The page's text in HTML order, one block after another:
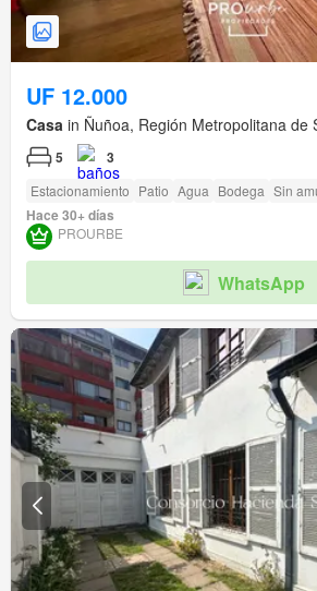
UF 12.000
Casa in Ñuñoa, Región Metropolitana de
5 3
Estacionamiento Patio Agua Bodega Sin
Hace 30+ días
PROURBE
WhatsApp